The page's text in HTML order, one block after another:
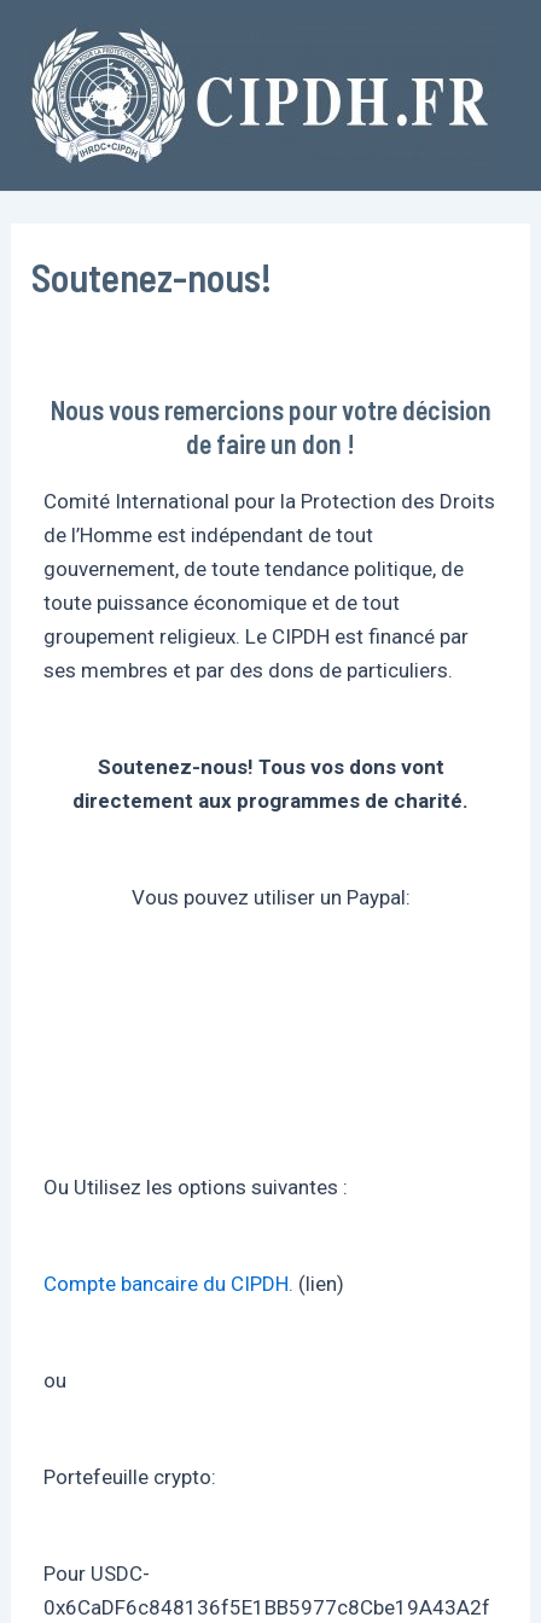
contenu
Soutenez-nous!
Nous vous remercions pour votre décision
de faire un don !
Comité International pour la Protection des Droits
de l’Homme est indépendant de tout
gouvernement, de toute tendance politique, de
toute puissance économique et de tout
groupement religieux. Le CIPDH est financé par
ses membres et par des dons de particuliers.
Soutenez-nous! Tous vos dons vont
directement aux programmes de charité.
Vous pouvez utiliser un Paypal:
Ou Utilisez les options suivantes :
Compte bancaire du CIPDH. (lien)
ou
Portefeuille crypto:
Pour USDС-
0x6CaDF6c848136f5E1BB5977c8Cbe19A43A2f